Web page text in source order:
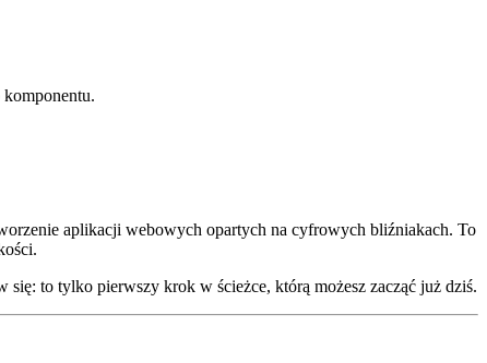
aplikacji webowych opartych na cyfrowych bliźniakach. To
to tylko pierwszy krok w ścieżce, którą możesz zacząć już dziś.